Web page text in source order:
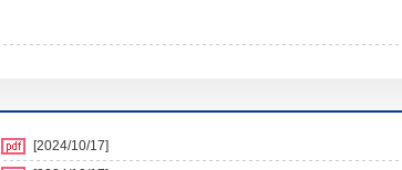
[2024/10/17]